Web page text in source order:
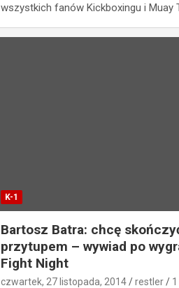
wszystkich fanów Kickboxingu i Muay
K-1
Bartosz Batra: chcę
przytupem – wywiad po
Fight Night
czwartek, 27 listopada, 2014 restler